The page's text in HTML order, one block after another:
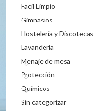
Facil Limpio
Gimnasios
Hostelería y Discotecas
Lavandería
Menaje de mesa
Protección
Químicos
Sin categorizar